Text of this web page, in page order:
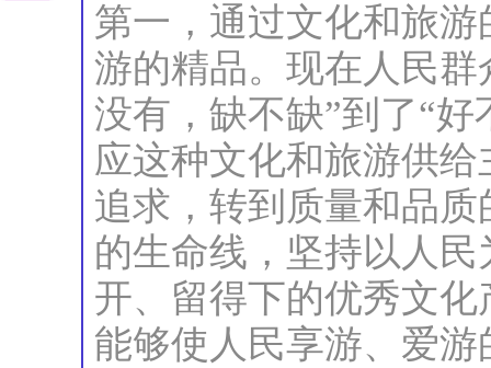
第一，通过文化和旅
游的精品。现在人民
没有，缺不缺”到了“
应这种文化和旅游供
追求，转到质量和品
的生命线，坚持以人
开、留得下的优秀文
能够使人民享游、爱